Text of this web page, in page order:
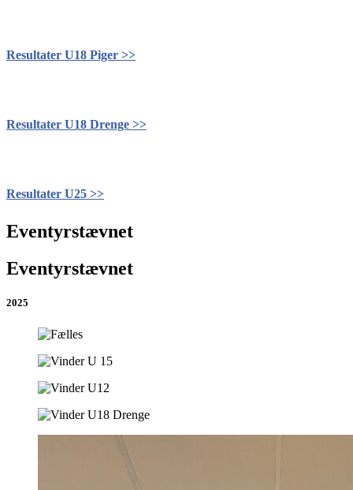
Resultater U18 Piger >>
Resultater U18 Drenge >>
Resultater U25 >>
Eventyrstævnet
Eventyrstævnet
2025